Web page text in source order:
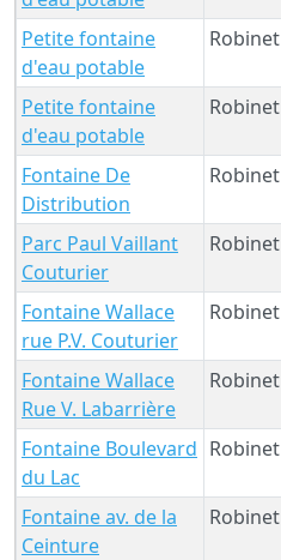
Petite fontaine
d'eau potable
Robinet
Petite fontaine
d'eau potable
Robinet
Fontaine De
Distribution
Robinet
Parc Paul Vaillant
Couturier
Robinet
Fontaine Wallace
rue P.V. Couturier
Robinet
Fontaine Wallace
Rue V. Labarrière
Robinet
Fontaine Boulevard
du Lac
Robinet
Fontaine av. de la
Ceinture
Robinet